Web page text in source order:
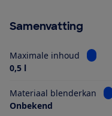
Samenvatting
Maximale inhoud
0,5 l
Materiaal blenderkan
Onbekend